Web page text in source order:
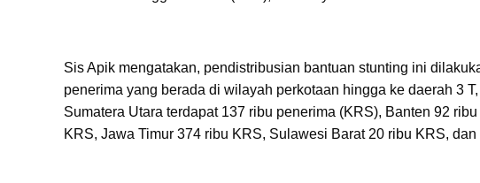
Sis Apik mengatakan, pendistribusian bantuan stunting ini
penerima yang berada di wilayah perkotaan hingga ke daerah 3
Sumatera Utara terdapat 137 ribu penerima (KRS), Banten 92
KRS, Jawa Timur 374 ribu KRS, Sulawesi Barat 20 ribu KRS,